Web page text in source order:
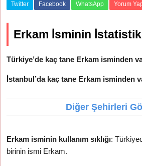
Twitter Facebook WhatsApp Yorum
Erkam İsminin
Türkiye’de kaç tane Erkam isminden
İstanbul’da kaç tane Erkam isminden
Diğer Şehirleri
Erkam isminin kullanım sıklığı:
birinin ismi Erkam.